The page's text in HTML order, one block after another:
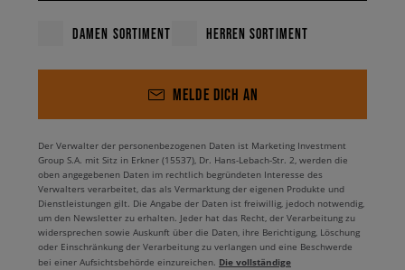
DAMEN SORTIMENT HERREN SORTIMENT
MELDE DICH AN
Der Verwalter der personenbezogenen Daten ist Marketing Investment
Group S.A. mit Sitz in Erkner (15537), Dr. Hans-Lebach-Str. 2, werden die
oben angegebenen Daten im rechtlich begründeten Interesse des
Verwalters verarbeitet, das als Vermarktung der eigenen Produkte und
Dienstleistungen gilt. Die Angabe der Daten ist freiwillig, jedoch notwendig,
um den Newsletter zu erhalten. Jeder hat das Recht, der Verarbeitung zu
widersprechen sowie Auskunft über die Daten, ihre Berichtigung, Löschung
oder Einschränkung der Verarbeitung zu verlangen und eine Beschwerde
bei einer Aufsichtsbehörde einzureichen. Die vollständige